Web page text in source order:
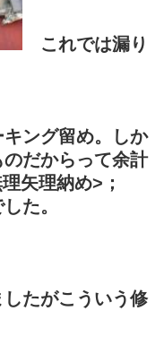
これでは漏り
ング留め。しか
だからって余計
矢理納め>；
た。
したがこういう修